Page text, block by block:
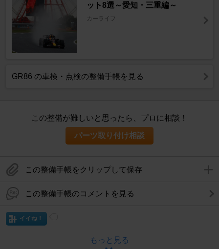
ット8選～愛知・三重編～
カーライフ
GR86 の車検・点検の整備手帳を見る
この整備が難しいと思ったら、プロに相談！
パーツ取り付け相談
この整備手帳をクリップして保存
この整備手帳のコメントを見る
イイね！
もっと見る